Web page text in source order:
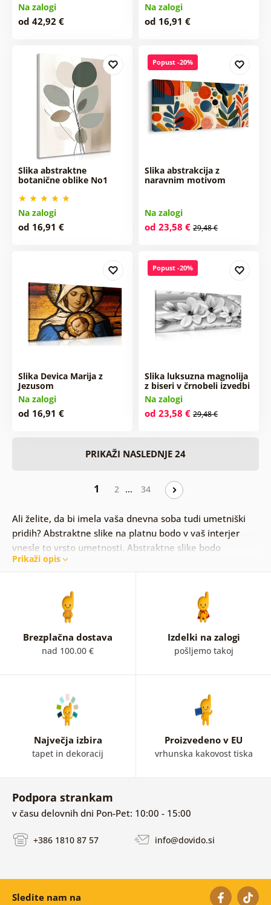
Na zalogi
od 42,92 €
Na zalogi
od 16,91 €
Slika abstraktne
botanične oblike No1
Na zalogi
od 16,91 €
Popust -20%
Slika abstrakcija z
naravnim motivom
Na zalogi
od 23,58 € 29,48 €
Slika Devica Marija z
Jezusom
Na zalogi
od 16,91 €
Popust -20%
Slika luksuzna magnolija
z biseri v črnobeli izvedbi
Na zalogi
od 23,58 € 29,48 €
PRIKAŽI NASLEDNJE 24
1 2 … 34
Ali želite, da bi imela vaša dnevna soba tudi umetniški
pridih? Abstraktne slike na platnu bodo v vaš interjer
vnesle to vrsto umetnosti. Abstraktne slike bodo
spodbudile vašo domišljijo in predstavnost. Ne dovolite,
prepustite, da vaš pogled zatava na abstraktne slike.
Nepravilne površine, črte, barvne iluzije in geometrijski
liki uvrščajo abstraktne slike med sodobno obliko
umetnosti.
Prikaži opis
Brezplačna dostava
nad 100.00 €
Izdelki na zalogi
pošljemo takoj
Največja izbira
tapet in dekoracij
Proizvedeno v EU
vrhunska kakovost tiska
Podpora strankam
v času delovnih dni Pon-Pet: 10:00 - 15:00
+386 1810 87 57 info@dovido.si
Sledite nam na